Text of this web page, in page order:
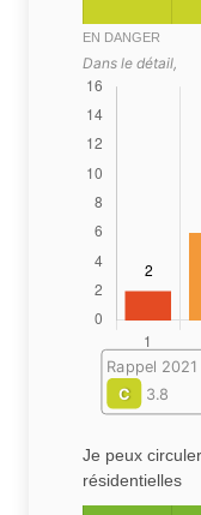
EN DANGER
Dans le détail,
Rappel 2021
C
3.8
Je peux
résidentielles